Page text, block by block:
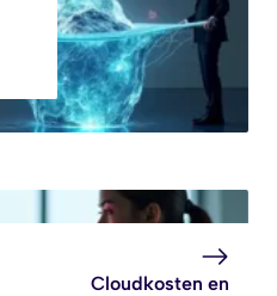
Cloudkosten en